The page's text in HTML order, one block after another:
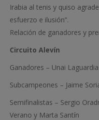
Irabia al tenis y quiso
esfuerzo e ilusión”.
Relación de ganadores y
Circuito Alevín
Ganadores – Unai
Subcampeones – Jaime
Semifinalistas – Sergio
Verano y Marta Santín